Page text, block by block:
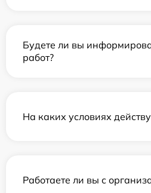
Будете ли вы
работ?
На каких условиях
Работаете ли вы с